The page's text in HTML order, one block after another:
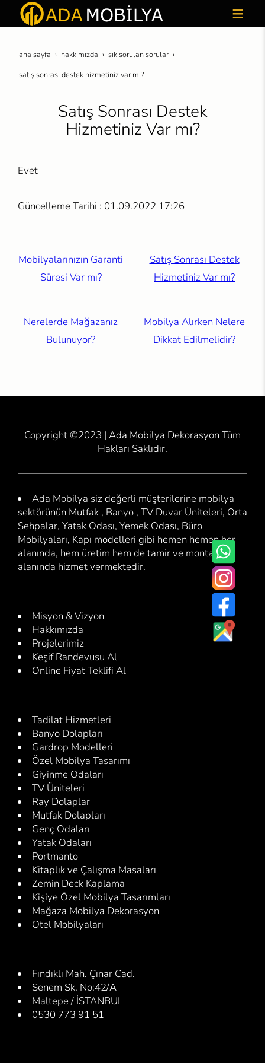
ana sayfa hakkimizda
sik sorulan sorular
satış sonrası destek hizmetiniz var mı?
Satış Sonrası Destek
Hizmetiniz Var mı?
Evet
Güncelleme Tarihi : 01.09.2022 17:26
Mobilyalarınızın Garanti
Süresi Var mı?
Satış Sonrası Destek
Hizmetiniz Var mı?
Nerelerde Mağazanız
Bulunuyor?
Mobilya Alırken Nelere
Dikkat Edilmelidir?
Copyright ©2023 | Ada Mobilya Dekorasyon Tüm
Hakları Saklıdır.
Ada Mobilya siz değerli müşterilerine mobilya
sektörünün Mutfak , Banyo , TV Duvar Üniteleri, Orta
Sehpalar, Yatak Odası, Yemek Odası, Büro
Mobilyaları, Kapı modelleri gibi hemen hemen her
alanında, hem üretim hem de tamir ve montaj
alanında hizmet vermektedir.
Misyon & Vizyon
Hakkımızda
Projelerimiz
Keşif Randevusu Al
Online Fiyat Teklifi Al
Tadilat Hizmetleri
Banyo Dolapları
Gardrop Modelleri
Özel Mobilya Tasarımı
Giyinme Odaları
TV Üniteleri
Ray Dolaplar
Mutfak Dolapları
Genç Odaları
Yatak Odaları
Portmanto
Kitaplık ve Çalışma Masaları
Zemin Deck Kaplama
Kişiye Özel Mobilya Tasarımları
Mağaza Mobilya Dekorasyon
Otel Mobilyaları
Fındıklı Mah. Çınar Cad.
Senem Sk. No:42/A
Maltepe / İSTANBUL
0530 773 91 51